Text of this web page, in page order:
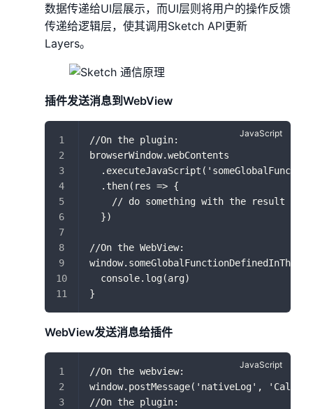
数据传递给UI层展示，而UI层则将用户的操作反馈
传递给逻辑层，使其调用Sketch API更新
Layers。
插件发送消息到WebView
//On the plugin:
browserWindow.webContents
  .then(res => {
    // do something with the result
  })
//On the WebView:
  console.log(arg)
}
WebView发送消息给插件
//On the webview:
window.postMessage('nativeLog',
//On the plugin: